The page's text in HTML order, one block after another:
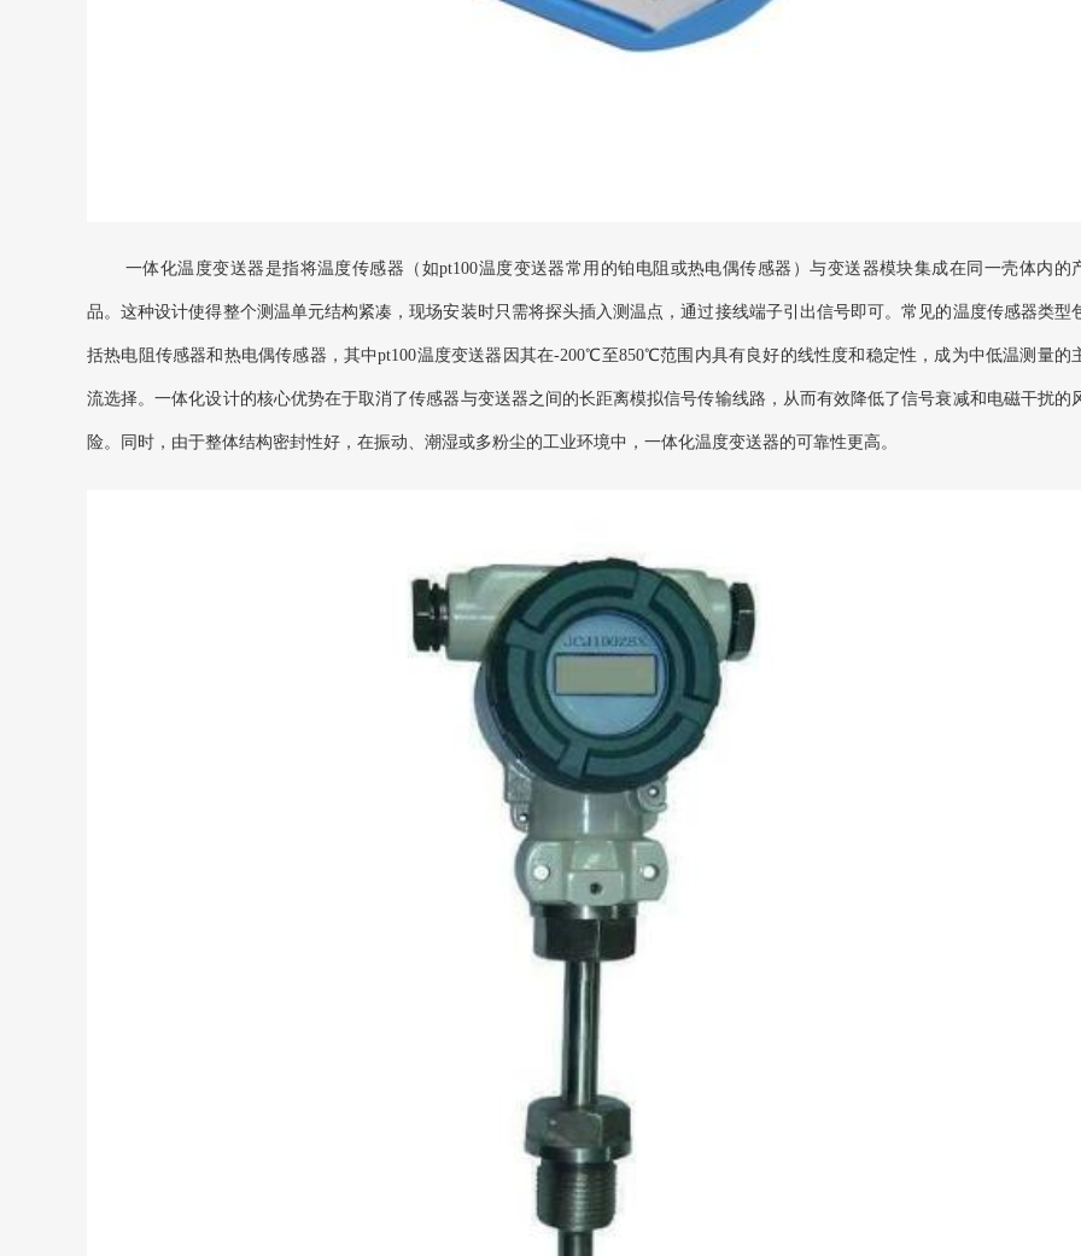
一体化温度变送器是指将温度传感器（如pt100温度变送器常用的铂电阻或热电偶传感器）与变送器模块集成在同一壳体内的
品。这种设计使得整个测温单元结构紧凑，现场安装时只需将探头插入测温点，通过接线端子引出信号即可。常见的温度传感器类型
括热电阻传感器和热电偶传感器，其中pt100温度变送器因其在-200℃至850℃范围内具有良好的线性度和稳定性，成为中低温测量的
流选择。一体化设计的核心优势在于取消了传感器与变送器之间的长距离模拟信号传输线路，从而有效降低了信号衰减和电磁干扰的
险。同时，由于整体结构密封性好，在振动、潮湿或多粉尘的工业环境中，一体化温度变送器的可靠性更高。